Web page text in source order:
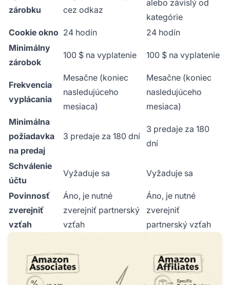
zárobku
cez odkaz
alebo závislý od
kategórie
Cookie okno 24 hodín
24 hodín
Minimálny
zárobok
100 $ na vyplatenie 100 $ na vyplatenie
Frekvencia
vyplácania
Mesačne (koniec
nasledujúceho
mesiaca)
Mesačne (koniec
nasledujúceho
mesiaca)
Minimálna
požiadavka
na predaj
3 predaje za 180 dní
3 predaje za 180
dní
Schválenie
účtu
Vyžaduje sa Vyžaduje sa
Povinnosť
zverejniť
vzťah
Áno, je nutné
zverejniť partnerský
vzťah
Áno, je nutné
zverejniť
partnerský vzťah